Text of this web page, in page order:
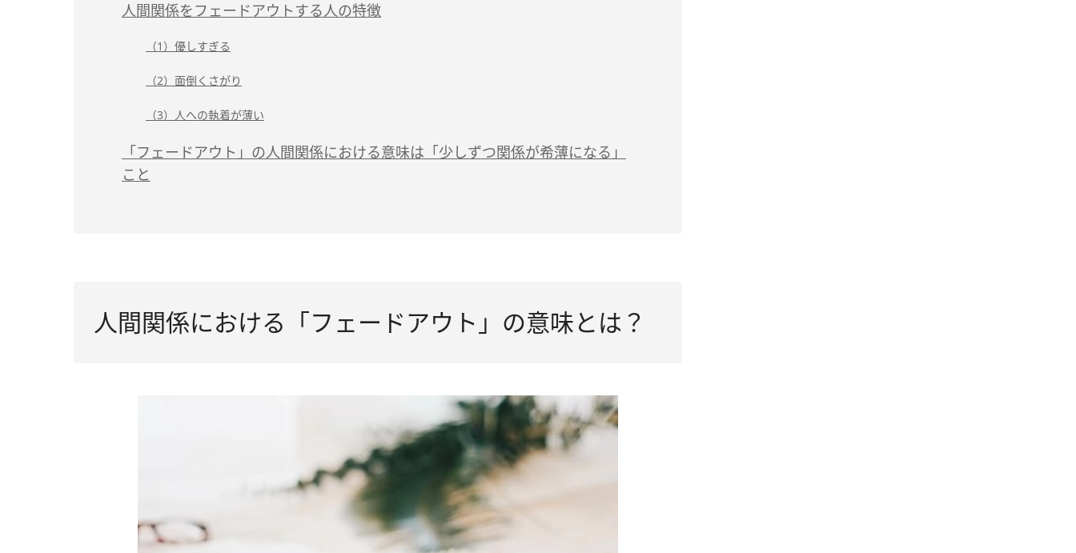
人間関係をフェードアウトする人の特徴
（1）優しすぎる
（2）面倒くさがり
（3）人への執着が薄い
「フェードアウト」の人間関係における意味は「少しずつ関係が希薄になる」
こと
人間関係における「フェードアウト」の意味とは？